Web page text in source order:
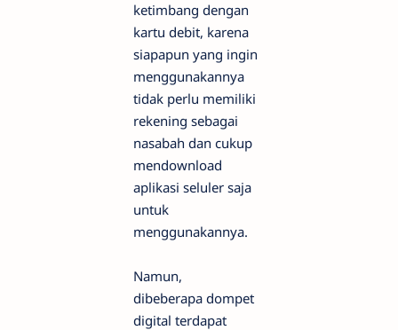
ketimbang dengan
kartu debit, karena
siapapun yang ingin
menggunakannya
tidak perlu memiliki
rekening sebagai
nasabah dan cukup
mendownload
aplikasi seluler saja
untuk
menggunakannya.
Namun,
dibeberapa dompet
digital terdapat